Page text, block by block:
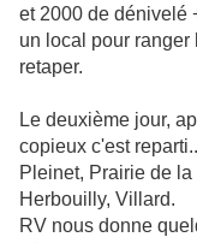
et 2000 de dénivelé
un local pour
retaper.
Le deuxième jour,
copieux c'est
Pleinet, Prairie de
Herbouilly, Villard.
RV nous donne